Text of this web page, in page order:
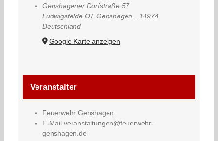
Genshagener Dorfstraße 57
Ludwigsfelde OT Genshagen
14974
Deutschland
Google Karte anzeigen
Veranstalter
Feuerwehr Genshagen
E-Mail veranstaltungen@feuerwehr-
genshagen.de